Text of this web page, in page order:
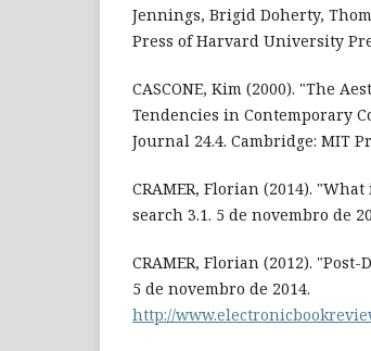
Jennings, Brigid Doherty,
Press of Harvard University
CASCONE, Kim (2000). "The
Tendencies in Contemporary
Journal 24.4. Cambridge: MIT
CRAMER, Florian (2014).
search 3.1. 5 de novembro de
CRAMER, Florian (2012).
5 de novembro de 2014.
http://